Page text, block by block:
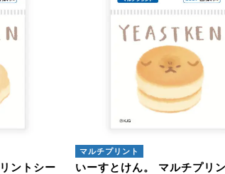
ントシー
マルチプリント
いーすとけん。 マルチプリ